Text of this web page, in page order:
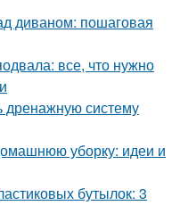
диваном: пошаговая
все, что нужно
дренажную систему
уборку: идеи и
бутылок: 3